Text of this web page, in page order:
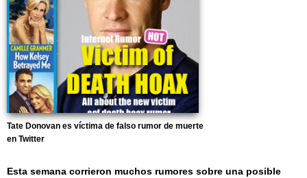
Tate Donovan es víctima de falso rumor de muerte
en Twitter
Esta semana corrieron muchos rumores sobre una posible